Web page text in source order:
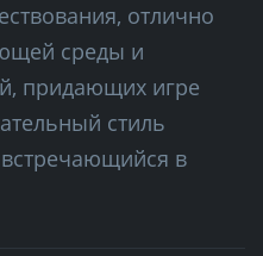
отлично
среды и
придающих игре
стиль
в